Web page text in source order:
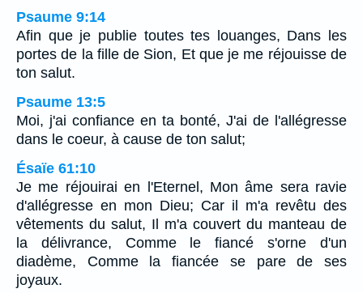
Psaume 9:14
Afin que je publie toutes tes louanges, Dans les
portes de la fille de Sion, Et que je me réjouisse de
ton salut.
Psaume 13:5
Moi, j'ai confiance en ta bonté, J'ai de l'allégresse
dans le coeur, à cause de ton salut;
Ésaïe 61:10
Je me réjouirai en l'Eternel, Mon âme sera ravie
d'allégresse en mon Dieu; Car il m'a revêtu des
vêtements du salut, Il m'a couvert du manteau de
la délivrance, Comme le fiancé s'orne d'un
diadème, Comme la fiancée se pare de ses
joyaux.